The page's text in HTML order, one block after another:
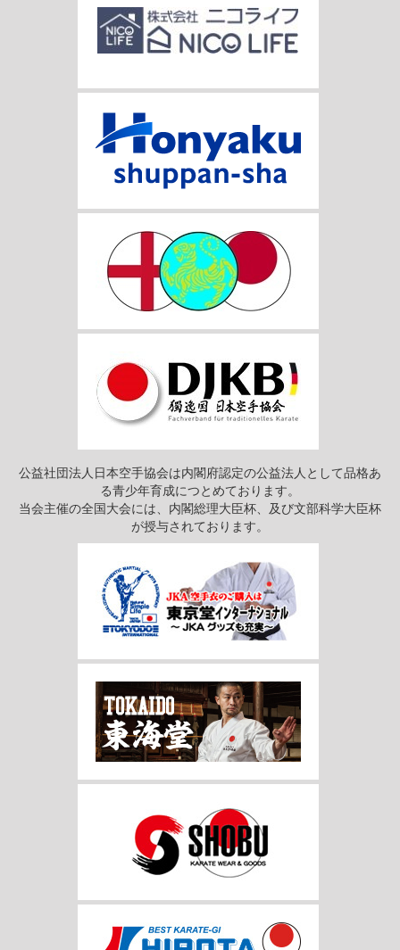
公益社団法人日本空手協会は内閣府認定の公益法人として品格あ
る青少年育成につとめております。
当会主催の全国大会には、内閣総理大臣杯、及び文部科学大臣杯
が授与されております。